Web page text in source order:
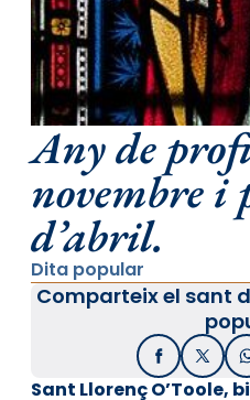
Any de
novembre i
d’abril.
Dita popular
Comparteix el sant
Facebook
X /
Sant Llorenç O’Toole,